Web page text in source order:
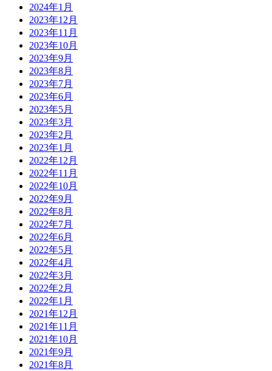
2024年1月
2023年12月
2023年11月
2023年10月
2023年9月
2023年8月
2023年7月
2023年6月
2023年5月
2023年3月
2023年2月
2023年1月
2022年12月
2022年11月
2022年10月
2022年9月
2022年8月
2022年7月
2022年6月
2022年5月
2022年4月
2022年3月
2022年2月
2022年1月
2021年12月
2021年11月
2021年10月
2021年9月
2021年8月